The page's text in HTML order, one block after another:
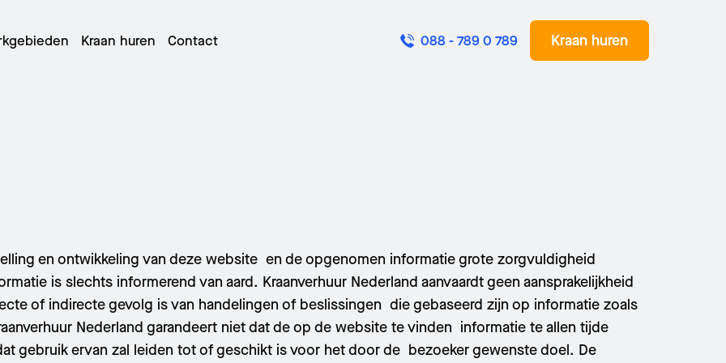
Kraan huren Contact 088 - 789 0 789 Kraan huren
en ontwikkeling van deze website en de opgenomen informatie grote zorgvuldigheid
is slechts informerend van aard. Kraanverhuur Nederland aanvaardt geen aansprakelijkheid
of indirecte gevolg is van handelingen of beslissingen die gebaseerd zijn op informatie zoals
Nederland garandeert niet dat de op de website te vinden informatie te allen tijde
gebruik ervan zal leiden tot of geschikt is voor het door de bezoeker gewenste doel. De
Stuur een e-mail
Bel mij terug